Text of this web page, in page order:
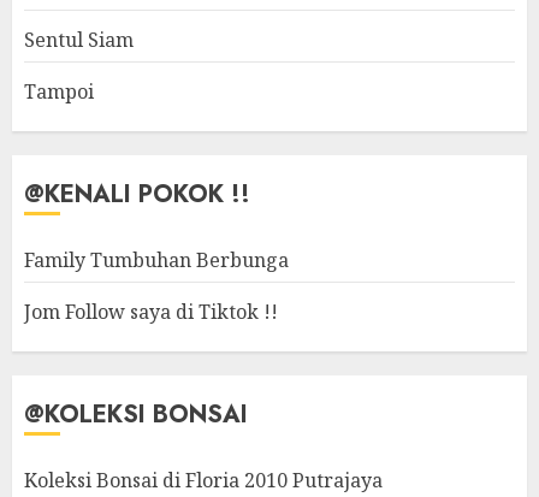
Sentul Siam
Tampoi
@KENALI POKOK !!
Family Tumbuhan Berbunga
Jom Follow saya di Tiktok !!
@KOLEKSI BONSAI
Koleksi Bonsai di Floria 2010 Putrajaya